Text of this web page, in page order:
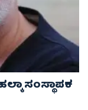
ಸಂಸ್ಥಾಪಕ